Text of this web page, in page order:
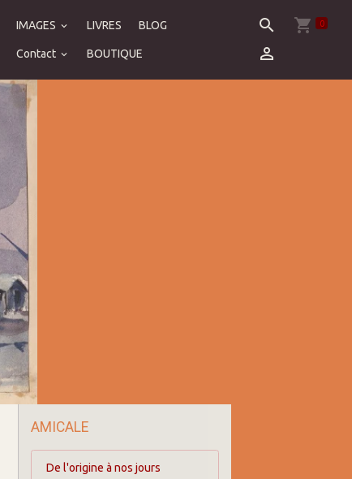
IMAGES LIVRES BLOG
Contact BOUTIQUE
0
AMICALE
De l'origine à nos jours